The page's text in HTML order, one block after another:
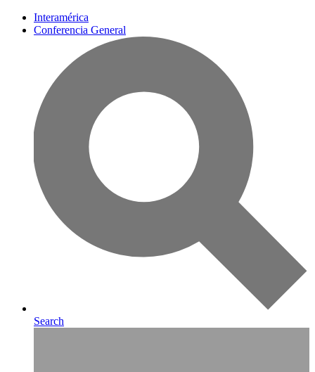
Interamérica
Conferencia General
Search